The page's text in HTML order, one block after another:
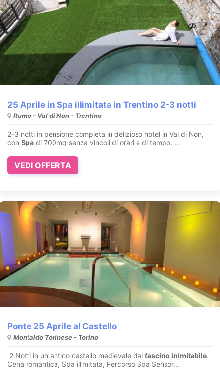
25 Aprile in Spa illimitata in Trentino 2-3 notti
Rumo - Val di Non - Trentino
2-3 notti in pensione completa in delizioso hotel in Val di Non,
con Spa di 700mq senza vincoli di orari e di tempo, ...
VEDI OFFERTA
Ponte 25 Aprile al Castello
Montaldo Torinese - Torino
2 Notti in un antico castello medievale dal fascino inimitabile.
Cena romantica, Spa illimitata, Percorso Spa Sensor...